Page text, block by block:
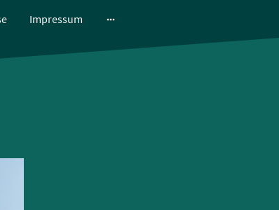
Impressum